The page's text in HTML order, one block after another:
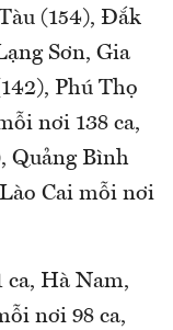
(154), Đắk
Sơn, Gia
Phú Thọ
nơi 138 ca,
Quảng Bình
Cai mỗi nơi
ca, Hà Nam,
nơi 98 ca,